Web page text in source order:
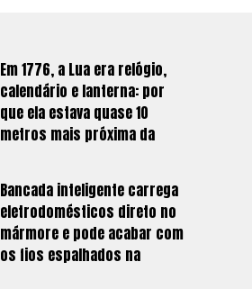
Em 1776, a Lua era relógio,
calendário e lanterna: por
que ela estava quase 10
metros mais próxima da
Bancada inteligente carrega
eletrodomésticos direto no
mármore e pode acabar com
os fios espalhados na